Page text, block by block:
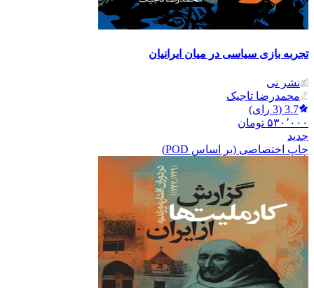
تجربه بازی سیاسی در میان ایرانیان
نشر نی
محمدرضا تاجیک
3.7
(
3 رای)
۵۳۰٬۰۰۰ تومان
جدید
چاپ اختصاصی (بر اساس POD)